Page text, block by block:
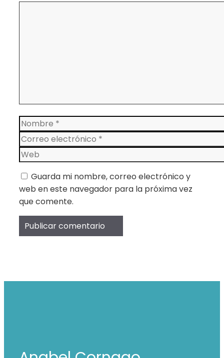
Nombre
Correo
electrónico
Web
Guarda mi nombre, correo electrónico y
web en este navegador para la próxima vez
que comente.